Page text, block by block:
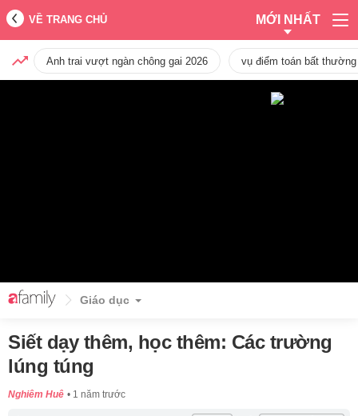
VỀ TRANG CHỦ MỚI NHẤT
Anh trai vượt ngàn chông gai 2026 vụ điểm toán bất
Giáo dục
Siết dạy thêm, học thêm: Các trường
lúng túng
Nghiêm Huê 1 năm trước